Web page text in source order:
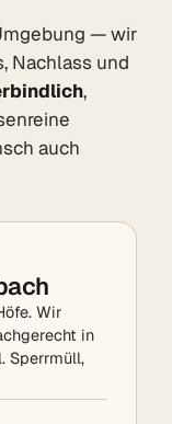
— wir
Nachlass und
,
auch
Wir
in
Sperrmüll,